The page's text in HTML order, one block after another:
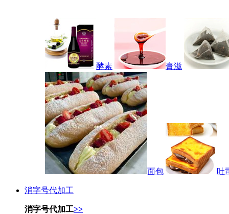
酵素 膏滋
面包 吐
消字号代加工
消字号代加工>>